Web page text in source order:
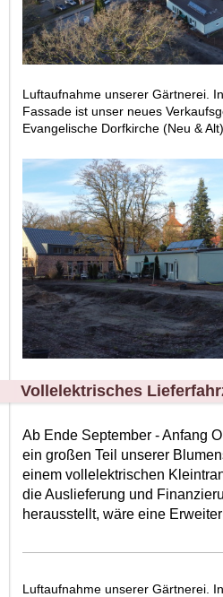
Luftaufnahme unserer Gärtnerei.
Fassade ist unser neues
Evangelische Dorfkirche (Neu & Alt)
Vollelektrisches
Ab Ende September - Anfang
ein großen Teil unserer
einem vollelektrischen
die Auslieferung und
herausstellt, wäre eine
Luftaufnahme unserer Gärtnerei.